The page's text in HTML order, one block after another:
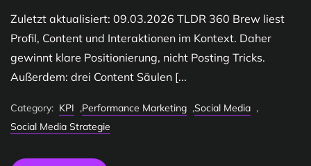
Zuletzt aktualisiert: 09.03.2026 TLDR 360 Brew liest
Profil, Content und Interaktionen im Kontext. Daher
gewinnt klare Positionierung, nicht Posting Tricks.
Außerdem: drei Content Säulen [...
Category: KPI ,Performance Marketing ,Social Media ,
Social Media Strategie